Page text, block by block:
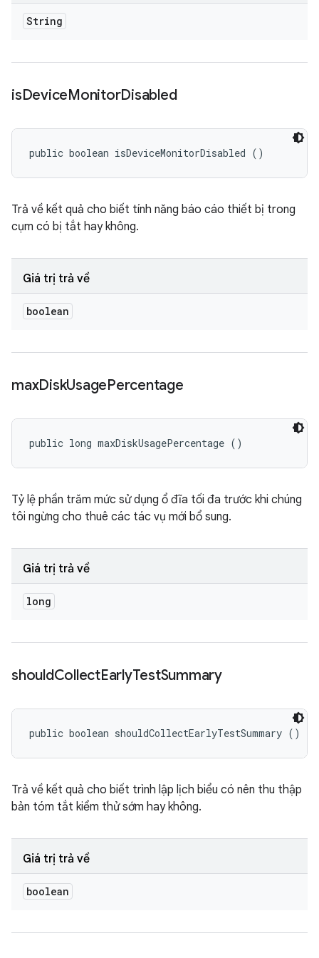
String
isDeviceMonitorDisabled
public boolean isDeviceMonitorDisabled ()
Trả về kết quả cho biết tính năng báo cáo thiết bị trong
cụm có bị tắt hay không.
Giá trị trả về
boolean
maxDiskUsagePercentage
public long maxDiskUsagePercentage ()
Tỷ lệ phần trăm mức sử dụng ổ đĩa tối đa trước khi chúng
tôi ngừng cho thuê các tác vụ mới bổ sung.
Giá trị trả về
long
shouldCollectEarlyTestSummary
public boolean shouldCollectEarlyTestSummary ()
Trả về kết quả cho biết trình lập lịch biểu có nên thu thập
bản tóm tắt kiểm thử sớm hay không.
Giá trị trả về
boolean